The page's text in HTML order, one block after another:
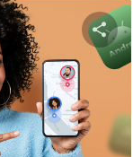
Twitter